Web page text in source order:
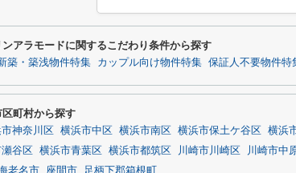
アラモードに関するこだわり条件から探す
築・築浅物件特集 カップル向け物件特集 保証人不要物件特
町村から探す
神奈川区 横浜市中区 横浜市南区 横浜市保土ケ谷区 横浜
谷区 横浜市青葉区 横浜市都筑区 川崎市川崎区 川崎市中
老名市 座間市 足柄下郡箱根町